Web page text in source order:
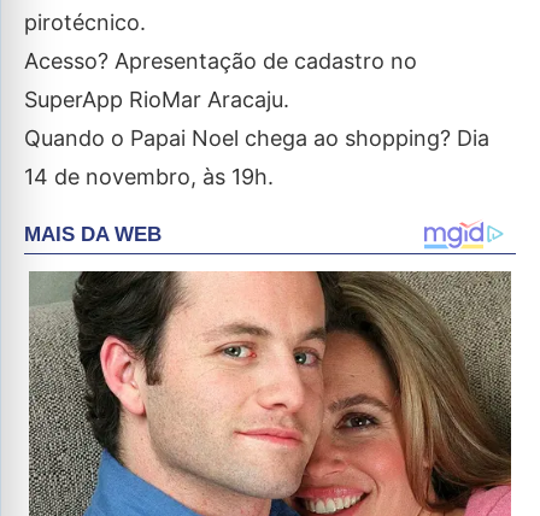
pirotécnico.
Acesso? Apresentação de cadastro no
SuperApp RioMar Aracaju.
Quando o Papai Noel chega ao shopping? Dia
14 de novembro, às 19h.